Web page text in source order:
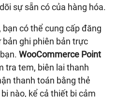
sự sẵn có của hàng hóa.
có thể cung cấp đăng
bản ghi phiên bản trực
WooCommerce Point
tra tem, biên lai thanh
thanh toán bằng thẻ
nào, kể cả thiết bị cảm